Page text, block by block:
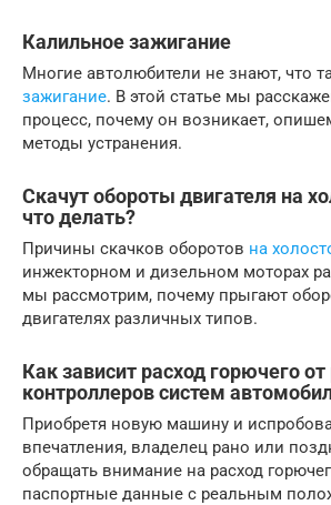
Калильное зажигание
Многие автолюбители не знают, что
зажигание. В этой статье мы
процесс, почему он возникает,
методы устранения.
Скачут обороты двигателя на
что делать?
Причины скачков оборотов на
инжекторном и дизельном моторах
мы рассмотрим, почему прыгают
двигателях различных типов.
Как зависит расход горючего
контроллеров систем
Приобретя новую машину и
впечатления, владелец рано или
обращать внимание на расход
паспортные данные с реальным